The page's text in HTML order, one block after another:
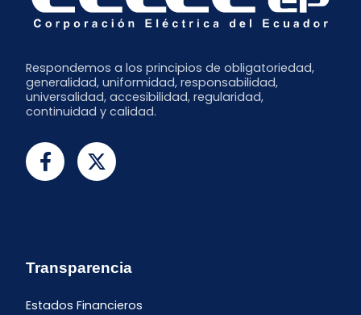
Respondemos a los principios de obligatoriedad,
generalidad, uniformidad, responsabilidad,
universalidad, accesibilidad, regularidad,
continuidad y calidad.
Transparencia
Estados Financieros